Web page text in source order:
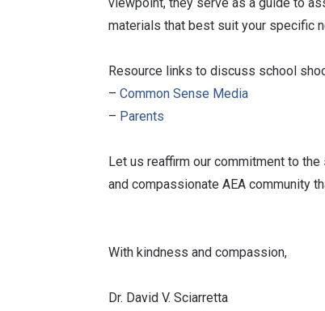
materials that best suit your specific
Resource links to discuss school
–Common Sense Media
– Parents
Let us reaffirm our commitment to
and compassionate AEA community
With kindness and compassion,
Dr. David V. Sciarretta